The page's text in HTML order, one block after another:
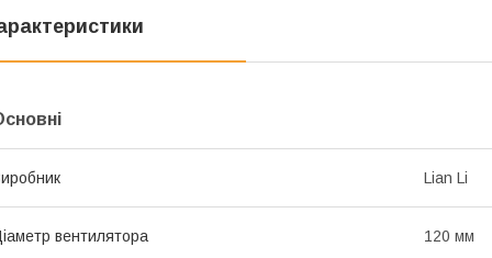
Lian Li
вентилятора 120 мм